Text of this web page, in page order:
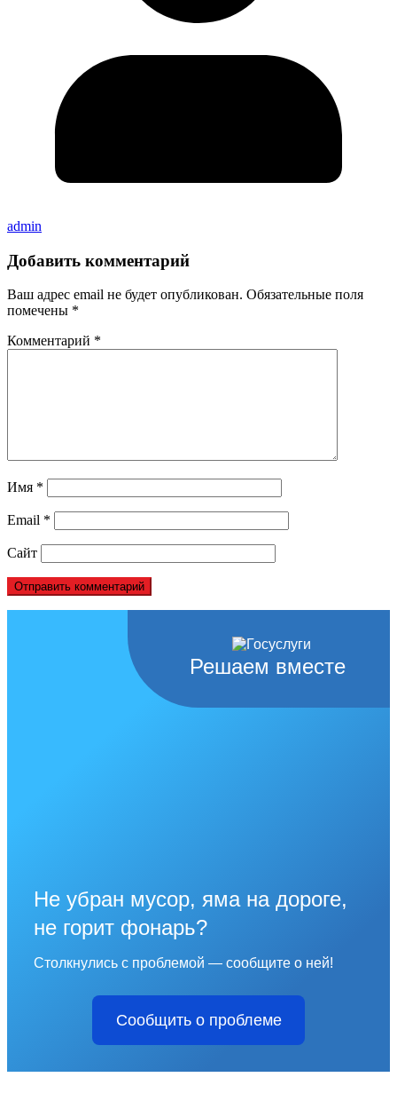
admin
Добавить комментарий
Ваш адрес email не будет опубликован. Обязательные поля
помечены *
Комментарий *
Имя *
Email *
Сайт
Решаем вместе
Не убран мусор, яма на дороге,
не горит фонарь?
Столкнулись с проблемой — сообщите о ней!
Сообщить о проблеме